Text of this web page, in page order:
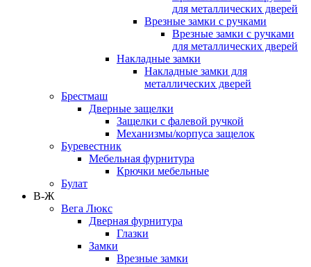
для металлических дверей
Врезные замки с ручками
Врезные замки с ручками
для металлических дверей
Накладные замки
Накладные замки для
металлических дверей
Брестмаш
Дверные защелки
Защелки с фалевой ручкой
Механизмы/корпуса защелок
Буревестник
Мебельная фурнитура
Крючки мебельные
Булат
В-Ж
Вега Люкс
Дверная фурнитура
Глазки
Замки
Врезные замки